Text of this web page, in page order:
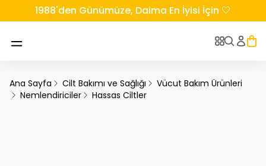
1988'den Günümüze, Daima En İyisi İçin 🤍
Ana Sayfa Cilt Bakımı ve Sağlığı
Vücut Bakım Ürünleri
Nemlendiriciler
Hassas Ciltler